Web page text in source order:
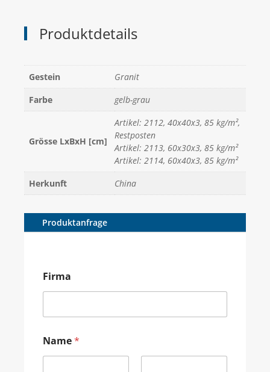
Produktdetails
Gestein
Granit
Farbe
gelb-grau
Grösse LxBxH [cm]
Artikel: 2112, 40x40x3, 85 kg/m²,
Restposten
Artikel: 2113, 60x30x3, 85 kg/m²
Artikel: 2114, 60x40x3, 85 kg/m²
Herkunft
China
Produktanfrage
Firma
Name*